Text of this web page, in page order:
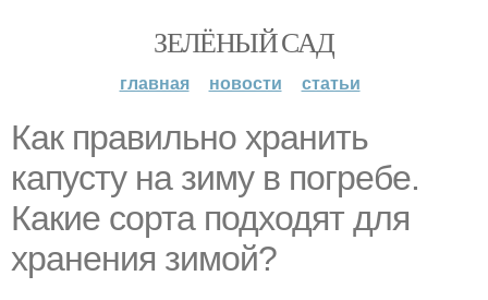
ЗЕЛЁНЫЙ САД
главная новости статьи
Как правильно хранить
капусту на зиму в погребе.
Какие сорта подходят для
хранения зимой?